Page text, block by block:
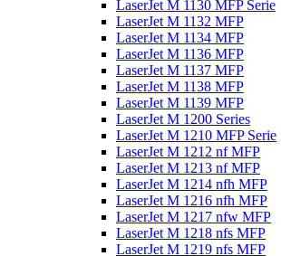
LaserJet M 1130 MFP Serie
LaserJet M 1132 MFP
LaserJet M 1134 MFP
LaserJet M 1136 MFP
LaserJet M 1137 MFP
LaserJet M 1138 MFP
LaserJet M 1139 MFP
LaserJet M 1200 Series
LaserJet M 1210 MFP Serie
LaserJet M 1212 nf MFP
LaserJet M 1213 nf MFP
LaserJet M 1214 nfh MFP
LaserJet M 1216 nfh MFP
LaserJet M 1217 nfw MFP
LaserJet M 1218 nfs MFP
LaserJet M 1219 nfs MFP